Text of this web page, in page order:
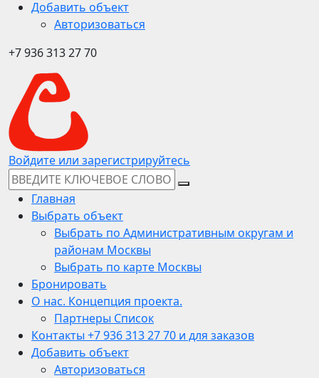
Добавить объект
Авторизоваться
+7 936 313 27 70
Войдите или зарегистрируйтесь
Главная
Выбрать объект
Выбрать по Административным округам и
районам Москвы
Выбрать по карте Москвы
Бронировать
О нас. Концепция проекта.
Партнеры Список
Контакты +7 936 313 27 70 и для заказов
Добавить объект
Авторизоваться